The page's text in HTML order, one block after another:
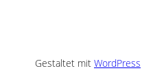
Gestaltet mit WordPress